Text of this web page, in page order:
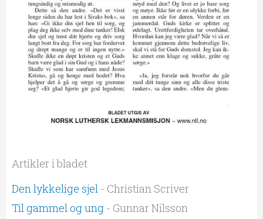
Artikler i bladet
Den lykkelige sjel - Christian Scriver
Til gammel og ung - Gunnar Nilsson